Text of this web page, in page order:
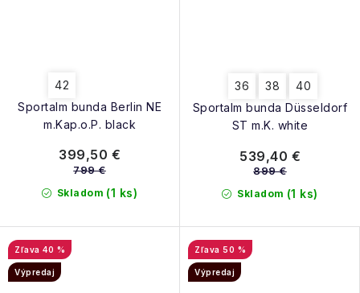
Sportalm bunda Berlin NE
m.Kap.o.P. black
42
Skladom (1 ks)
399,50 €
799 €
Sportalm bunda Düsseldorf
ST m.K. white
36 38 40
Skladom (1 ks)
539,40 €
899 €
40 %
Výpredaj
50 %
Výpredaj